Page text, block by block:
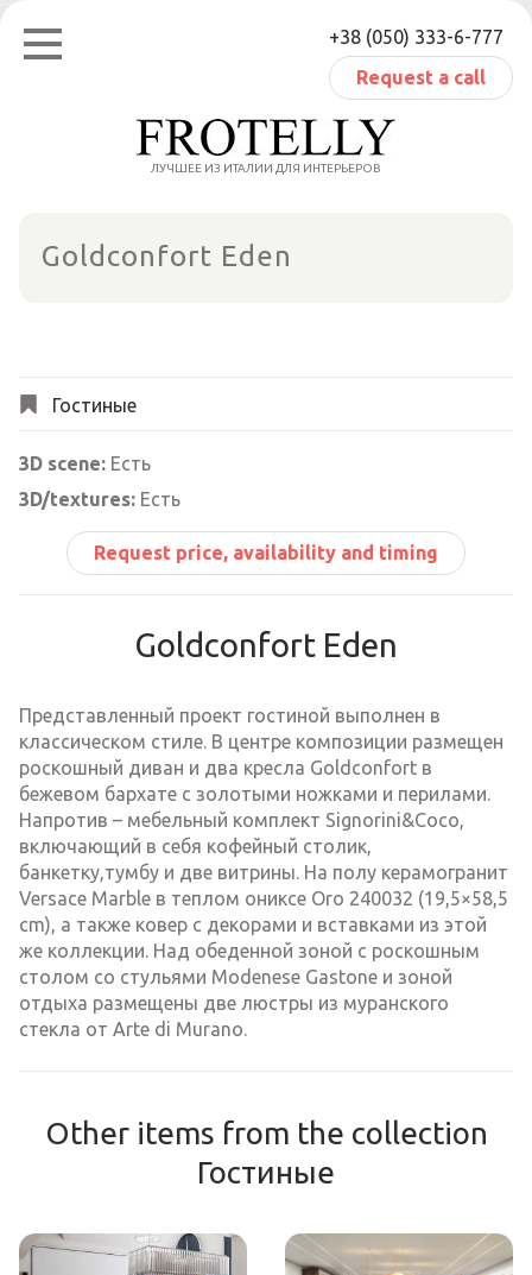
Skip
content
+38 (050) 333-6-777
Request a call
ЛУЧШЕЕ ИЗ ИТАЛИИ ДЛЯ ИНТЕРЬЕРОВ
Goldconfort Eden
Гостиные
3D scene: Есть
3D/textures: Есть
Request price, availability and timing
Goldconfort Eden
Представленный проект гостиной выполнен в
классическом стиле. В центре композиции размещен
роскошный диван и два кресла Goldconfort в
бежевом бархате с золотыми ножками и перилами.
Напротив – мебельный комплект Signorini&Coco,
включающий в себя кофейный столик,
банкетку,тумбу и две витрины. На полу керамогранит
Versace Marble в теплом ониксе Oro 240032 (19,5×58,5
cm), а также ковер с декорами и вставками из этой
же коллекции. Над обеденной зоной с роскошным
столом со стульями Modenese Gastone и зоной
отдыха размещены две люстры из муранского
стекла от Arte di Murano.
Other items from the collection
Гостиные